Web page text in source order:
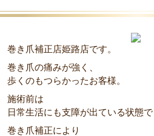
巻き爪補正店姫路店です。
巻き爪の痛みが強く、
歩くのもつらかったお客様。
施術前は
日常生活にも支障が出ている状態で
巻き爪補正により